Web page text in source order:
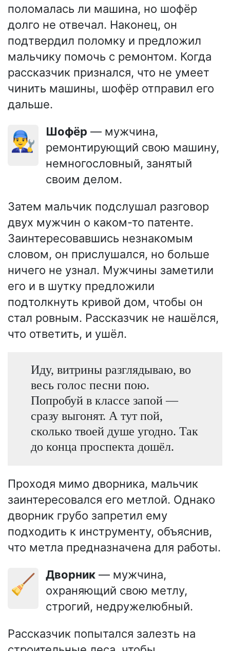
поломалась ли машина, но шофёр
долго не отвечал. Наконец, он
подтвердил поломку и предложил
мальчику помочь с ремонтом. Когда
рассказчик признался, что не умеет
чинить машины, шофёр отправил его
дальше.
👨‍🔧 Шофёр — мужчина,
ремонтирующий свою машину,
немногословный, занятый
своим делом.
Затем мальчик подслушал разговор
двух мужчин о каком-то патенте.
Заинтересовавшись незнакомым
словом, он прислушался, но больше
ничего не узнал. Мужчины заметили
его и в шутку предложили
подтолкнуть кривой дом, чтобы он
стал ровным. Рассказчик не нашёлся,
что ответить, и ушёл.
Иду, витрины разглядываю, во
весь голос песни пою.
Попробуй в классе запой —
сразу выгонят. А тут пой,
сколько твоей душе угодно. Так
до конца проспекта дошёл.
Проходя мимо дворника, мальчик
заинтересовался его метлой. Однако
дворник грубо запретил ему
подходить к инструменту, объяснив,
что метла предназначена для работы.
🧹 Дворник — мужчина,
охраняющий свою метлу,
строгий, недружелюбный.
Рассказчик попытался залезть на